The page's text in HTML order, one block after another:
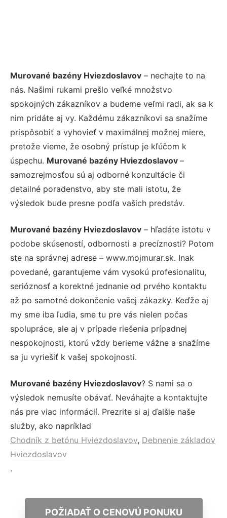
Murované bazény Hviezdoslavov – nechajte to na
nás. Našimi rukami prešlo veľké množstvo
spokojných zákazníkov a budeme veľmi radi, ak sa k
nim pridáte aj vy. Každému zákazníkovi sa snažíme
prispôsobiť a vyhovieť v maximálnej možnej miere,
pretože vieme, že osobný prístup je kľúčom k
úspechu. Murované bazény Hviezdoslavov –
samozrejmosťou sú aj odborné konzultácie či
detailné poradenstvo, aby ste mali istotu, že
výsledok bude presne podľa vašich predstáv.
Murované bazény Hviezdoslavov – hľadáte istotu v
podobe skúseností, odbornosti a precíznosti? Potom
ste na správnej adrese – www.mojmurar.sk. Inak
povedané, garantujeme vám vysokú profesionalitu,
serióznosť a korektné jednanie od prvého kontaktu
až po samotné dokončenie vašej zákazky. Keďže aj
my sme iba ľudia, sme tu pre vás nielen počas
spolupráce, ale aj v prípade riešenia prípadnej
nespokojnosti, ktorú vždy berieme vážne a snažíme
sa ju vyriešiť k vašej spokojnosti.
Murované bazény Hviezdoslavov? S nami sa o
výsledok nemusíte obávať. Neváhajte a kontaktujte
nás pre viac informácií. Prezrite si aj ďalšie naše
služby, ako napríklad
Chodník z betónu Hviezdoslavov, Debnenie základov
Hviezdoslavov
.
POŽIADAŤ O CENOVÚ PONUKU